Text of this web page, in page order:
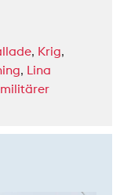
, Krig,
, Lina